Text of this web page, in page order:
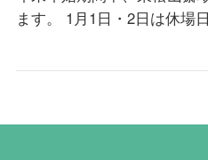
ます。 1月1日・2日は休場